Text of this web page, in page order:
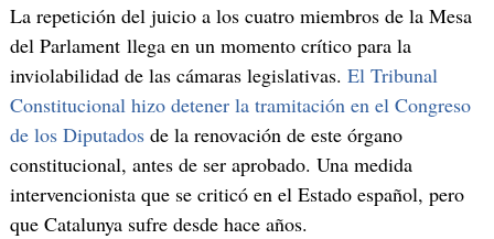
La repetición del juicio a los cuatro miembros de la Mesa
del Parlament llega en un momento crítico para la
inviolabilidad de las cámaras legislativas. El Tribunal
Constitucional hizo detener la tramitación en el Congreso
de los Diputadosde la renovación de este órgano
constitucional, antes de ser aprobado. Una medida
intervencionista que se criticó en el Estado español, pero
que Catalunya sufre desde hace años.